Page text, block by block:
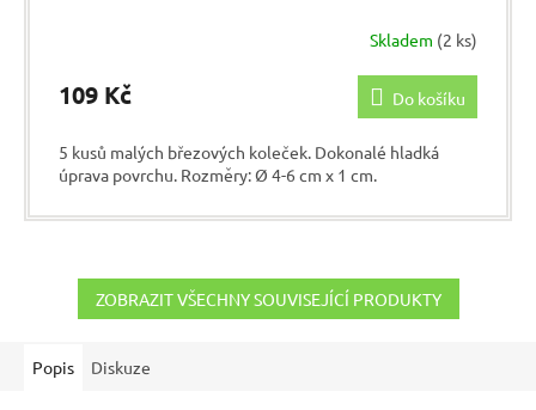
Skladem (2 ks)
109 Kč Do košíku
5 kusů malých březových koleček. Dokonalé hladká
úprava povrchu. Rozměry: Ø 4-6 cm x 1 cm.
ZOBRAZIT VŠECHNY SOUVISEJÍCÍ PRODUKTY
Popis Diskuze